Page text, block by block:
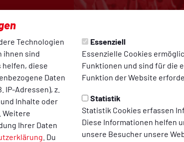
Technologien
ihnen sind
helfen, diese
Daten
IP-Adressen), z.
Inhalte oder
Weitere
Ihrer Daten
. Du
Essenziell
Essenzielle Cookies
Funktionen und sind für die
Funktion der Website
Statistik
Statistik Cookies erfassen
Diese Informationen helfen
unsere Besucher unsere
Ob auf